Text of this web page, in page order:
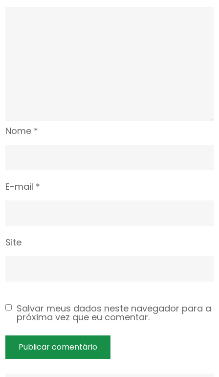
Nome *
E-mail *
Site
Salvar meus dados neste navegador para a
próxima vez que eu comentar.